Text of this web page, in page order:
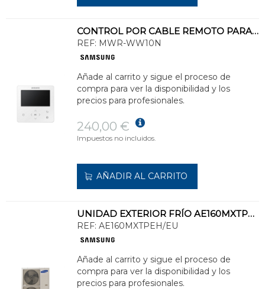
CONTROL POR CABLE REMOTO PARA HIDROKIT CON FUNCIÓN 2 ZONAS
REF: MWR-WW10N
Añade al carrito y sigue el proceso de
compra para ver la disponibilidad y los
precios para profesionales.
240,00 €
Impuestos no incluidos.
AÑADIR AL CARRITO
UNIDAD EXTERIOR FRÍO AE160MXTPEH-EU
REF: AE160MXTPEH/EU
Añade al carrito y sigue el proceso de
compra para ver la disponibilidad y los
precios para profesionales.